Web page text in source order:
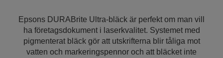
Epsons DURABrite Ultra-bläck är perfekt om man vill
ha företagsdokument i laserkvalitet. Systemet med
pigmenterat bläck gör att utskrifterna blir tåliga mot
vatten och markeringspennor och att bläcket inte